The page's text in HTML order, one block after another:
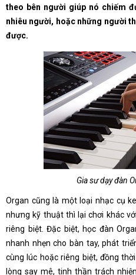
theo bên người giúp nó chiếm
nhiêu người, hoặc những người
được.
Gia sư dạy đàn
Organ cũng là một loại nhạc cụ
nhưng kỹ thuật thì lại chơi khác
riêng biệt. Đặc biệt, học đàn
nhanh nhẹn cho bàn tay, phát
cùng lúc hoặc riêng biệt, đồng
lòng say mê, tinh thần trách